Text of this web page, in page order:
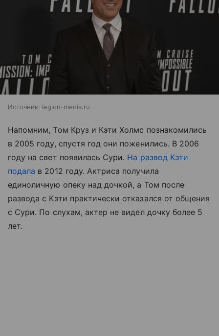
Источник: legion-media.ru
Напомним, Том Круз и Кэти Холмс познакомились
в 2005 году, спустя год они поженились. В 2006
году на свет появилась Сури. На развод Кэти
подала в 2012 году. Актриса получила
единоличную опеку над дочкой, а Том после
развода с Кэти практически отказался от общения
с Сури. По слухам, актер не видел дочку более 5
лет.